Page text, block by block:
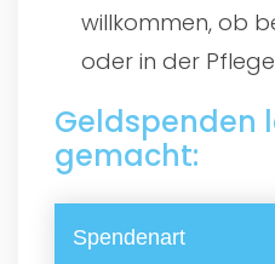
willkommen, ob
oder in der
Geldspenden
gemacht:
Spendenart